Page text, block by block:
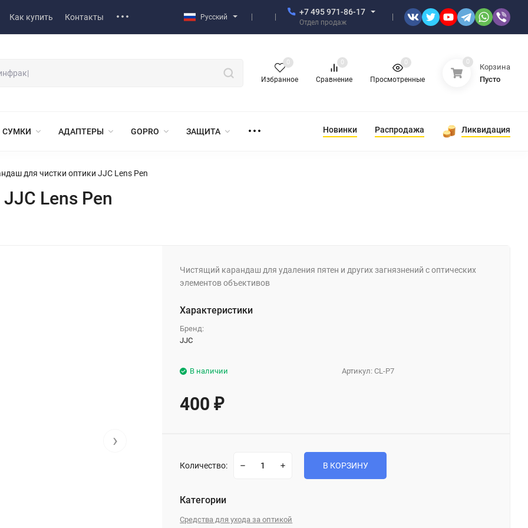
Как купить Контакты Русский
+7 495 971-86-17
Отдел продаж
Избранное
0
Сравнение
0
Просмотренные
0 0
Корзина
Пусто
СУМКИ АДАПТЕРЫ GOPRO ЗАЩИТА Новинки Распродажа Ликвидация
для чистки оптики JJC Lens Pen
Lens Pen
›
Чистящий карандаш для удаления пятен и других загнязнений с оптических
элементов объективов
Характеристики
Бренд:
JJC
Артикул:CL-P7
В наличии
400₽
Количество: В КОРЗИНУ
Категории
Средства для ухода за оптикой